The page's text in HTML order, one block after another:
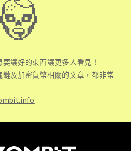
讓好的東西讓更多人看見！
及加密貨幣相關的文章，都非常